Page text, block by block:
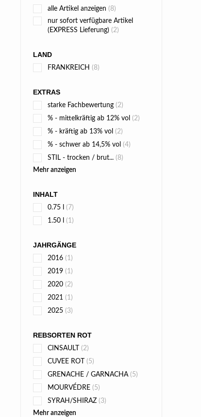
alle Artikel anzeigen (8)
nur sofort verfügbare Artikel
(EXPRESS Lieferung) (2)
LAND
FRANKREICH (8)
EXTRAS
starke Fachbewertung (2)
% - mittelkräftig ab 12% vol (2)
% - kräftig ab 13% vol (2)
% - schwer ab 14,5% vol (4)
STIL - trocken / brut... (8)
Mehr anzeigen
INHALT
0.75 l (7)
1.50 l (1)
JAHRGÄNGE
2016 (1)
2019 (1)
2020 (2)
2021 (1)
2025 (3)
REBSORTEN ROT
CINSAULT (2)
CUVEE ROT (5)
GRENACHE / GARNACHA (5)
MOURVÉDRE (5)
SYRAH/SHIRAZ (3)
Mehr anzeigen